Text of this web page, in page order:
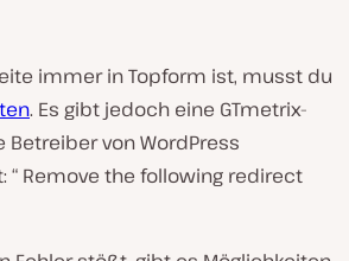
immer in Topform ist, musst du
. Es gibt jedoch eine GTmetrix-
Betreiber von WordPress
“ Remove the following redirect